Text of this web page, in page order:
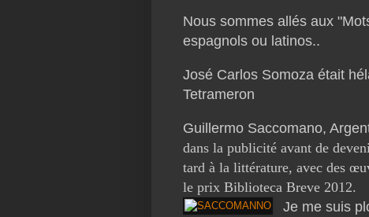
Nous sommes allés aux
espagnols ou latinos..
José Carlos Somoza était
Tetrameron
Guillermo Saccomano,
dans la publicité avant de
tard à la littérature, avec des
le prix Biblioteca Breve 2012.
Je me suis